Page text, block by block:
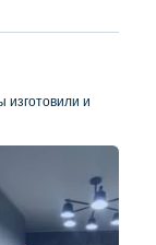
и